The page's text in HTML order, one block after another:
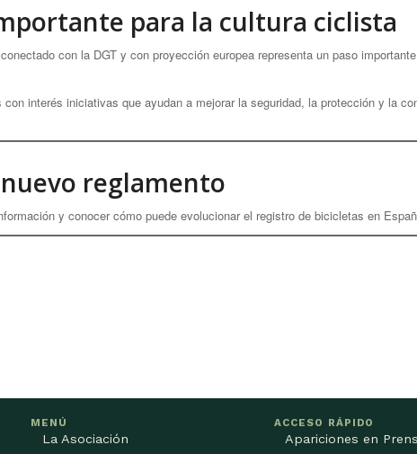
para la cultura ciclista
con la DGT y con proyección europea representa un paso
con interés iniciativas que ayudan a mejorar la seguridad, la protección y la
reglamento
y conocer cómo puede evolucionar el registro de bicicletas en
MENÚ
La Asociación
ACCESO RÁPIDO
Apariciones en